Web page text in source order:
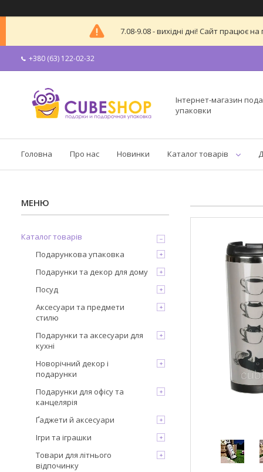
7.08-9.08 - вихідні дні! Сайт працює
+380 (63) 122-02-32
Інтернет-магазин
упаковки
Головна Про нас Новинки Каталог товарів
Каталог товарів
Подарункова упаковка
Подарунки та декор для дому
Посуд
Аксесуари та предмети
стилю
Подарунки та аксесуари для
кухні
Новорічний декор і
подарунки
Подарунки для офісу та
канцелярія
Ґаджети й аксесуари
Ігри та іграшки
Товари для літнього
відпочинку